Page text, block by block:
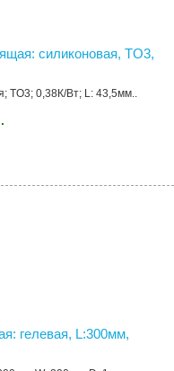
силиконовая, TO3,
TO3; 0,38К/Вт; L: 43,5мм..
гелевая, L:300мм,